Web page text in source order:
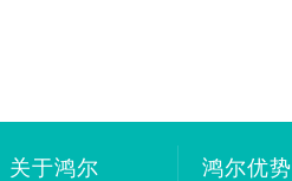
关于鸿尔 鸿尔优势